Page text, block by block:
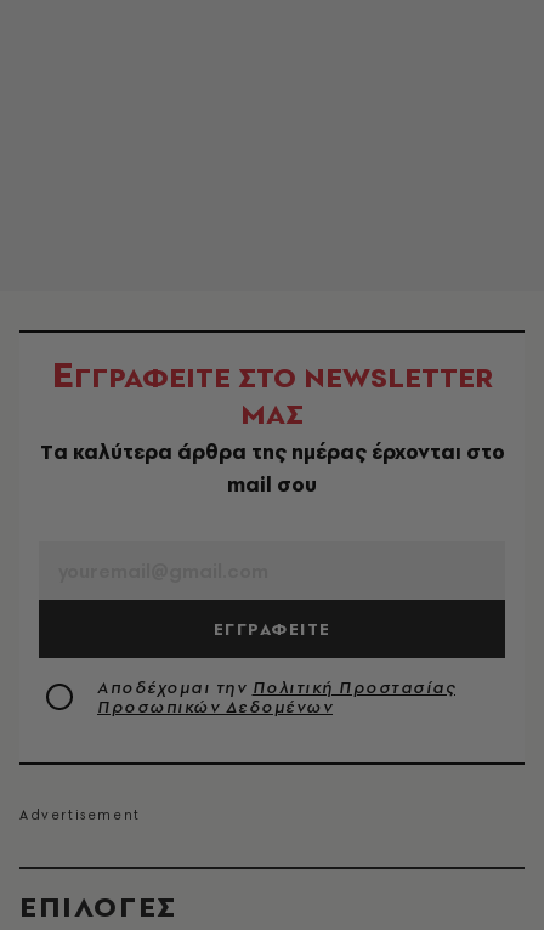
EΠΙΛΟΓΈΣ
ΕΓΓΡΑΦΕΙΤΕ ΣΤΟ NEWSLETTER
ΜΑΣ
Tα καλύτερα άρθρα της ημέρας έρχονται στο
mail σου
ΕΓΓΡΑΦΕΙΤΕ
Αποδέχομαι την Πολιτική Προστασίας
Προσωπικών Δεδομένων